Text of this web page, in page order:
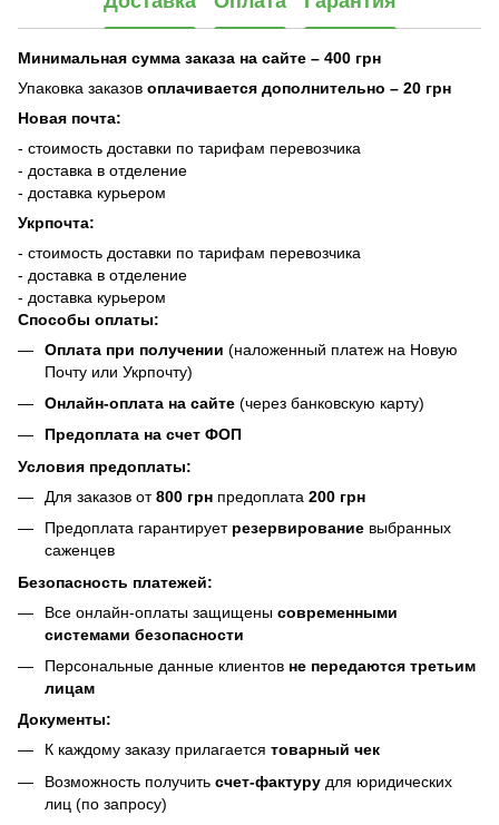
Минимальная сумма заказа на сайте – 400 грн
Упаковка заказов оплачивается дополнительно – 20 грн
Новая почта:
- стоимость доставки по тарифам перевозчика
- доставка в отделение
- доставка курьером
Укрпочта:
- стоимость доставки по тарифам перевозчика
- доставка в отделение
- доставка курьером
Способы оплаты:
Оплата при получении (наложенный платеж на Новую
Почту или Укрпочту)
Онлайн-оплата на сайте (через банковскую карту)
Предоплата на счет ФОП
Условия предоплаты:
Для заказов от800 грн предоплата 200 грн
Предоплата гарантирует резервирование выбранных
саженцев
Безопасность платежей:
Все онлайн-оплаты защищены современными
системами безопасности
Персональные данные клиентов не передаются третьим
лицам
Документы:
К каждому заказу прилагается товарный чек
Возможность получить счет-фактуру для юридических
лиц (по запросу)